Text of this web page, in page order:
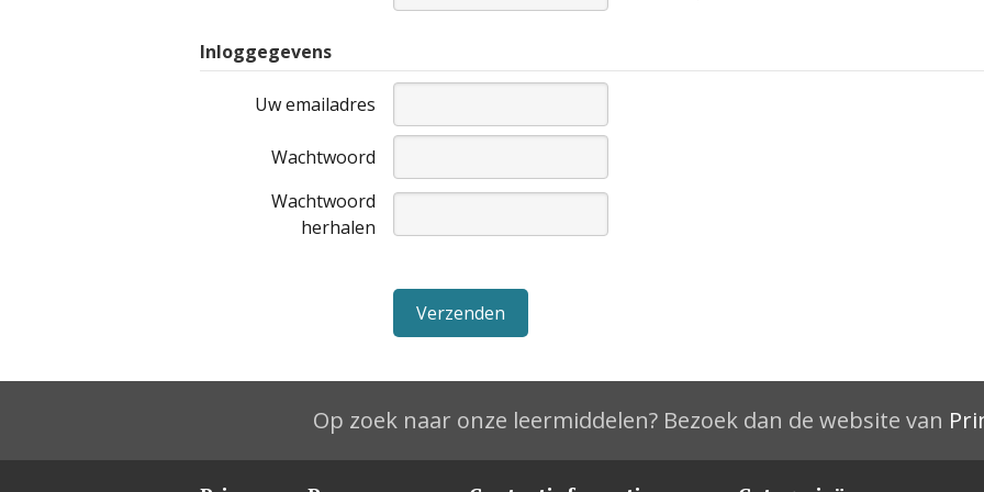
Inloggegevens
Uw emailadres
Wachtwoord
Wachtwoord
herhalen
Op zoek naar onze leermiddelen? Bezoek dan de website van